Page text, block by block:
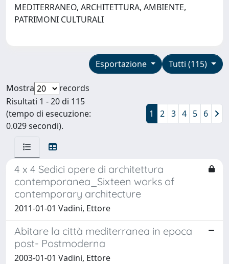
MEDITERRANEO, ARCHITETTURA, AMBIENTE,
PATRIMONI CULTURALI
Tutti (115)
Esportazione
Mostra
records
Risultati 1 - 20 di 115
(tempo di esecuzione:
0.029 secondi).
1 2 3 4 5 6
4 x 4 Sedici opere di architettura
contemporanea_Sixteen works of
contemporary architecture
2011-01-01 Vadini, Ettore
Abitare la città mediterranea in epoca
post- Postmoderna
2003-01-01 Vadini, Ettore